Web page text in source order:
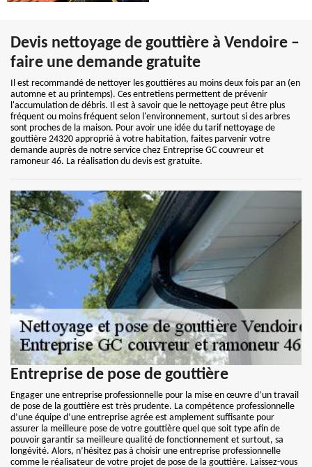
Devis nettoyage de gouttière à Vendoire –
faire une demande gratuite
Il est recommandé de nettoyer les gouttières au moins deux fois par an (en
automne et au printemps). Ces entretiens permettent de prévenir
l'accumulation de débris. Il est à savoir que le nettoyage peut être plus
fréquent ou moins fréquent selon l'environnement, surtout si des arbres
sont proches de la maison. Pour avoir une idée du tarif nettoyage de
gouttière 24320 approprié à votre habitation, faites parvenir votre
demande auprès de notre service chez Entreprise GC couvreur et
ramoneur 46. La réalisation du devis est gratuite.
Entreprise de pose de gouttière
Engager une entreprise professionnelle pour la mise en œuvre d’un travail
de pose de la gouttière est très prudente. La compétence professionnelle
d’une équipe d’une entreprise agrée est amplement suffisante pour
assurer la meilleure pose de votre gouttière quel que soit type afin de
pouvoir garantir sa meilleure qualité de fonctionnement et surtout, sa
longévité. Alors, n’hésitez pas à choisir une entreprise professionnelle
comme le réalisateur de votre projet de pose de la gouttière. Laissez-vous